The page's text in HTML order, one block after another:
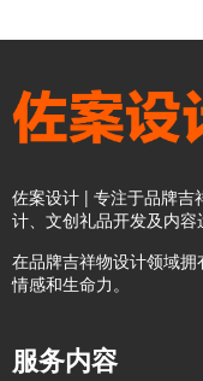
佐案设计 | 专注于品牌吉
计、文创礼品开发及内容
在品牌吉祥物设计领域
情感和生命力。
服务内容